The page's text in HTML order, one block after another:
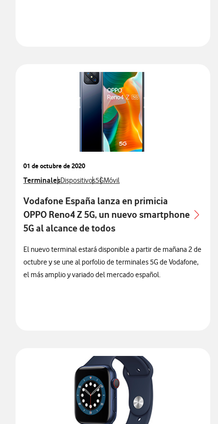
01 de octubre de 2020
Ver más notas de prensa relacionados con
TerminalesVer más notas de prensa relacionados con
DispositivosVer más notas de prensa relacionados
5GVer más notas de prensa relacionados
Móvil
Vodafone España lanza en primicia
OPPO Reno4 Z 5G, un nuevo smartphone
5G al alcance de todos
El nuevo terminal estará disponible a partir de mañana 2 de
octubre y se une al porfolio de terminales 5G de Vodafone,
el más amplio y variado del mercado español.